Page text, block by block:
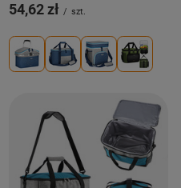
54,62 zł / szt.